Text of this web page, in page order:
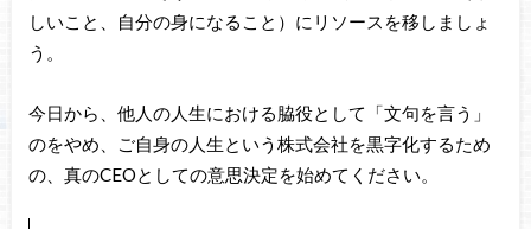
しいこと、自分の身になること）にリソースを移しましょ
う。
今日から、他人の人生における脇役として「文句を言う」
のをやめ、ご自身の人生という株式会社を黒字化するため
の、真のCEOとしての意思決定を始めてください。